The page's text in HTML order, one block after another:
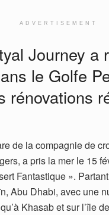
ADVERTISEMENT
Journey a
le Golfe
rénovations
de la compagnie de
a pris la mer le 15
Fantastique ».
Abu Dhabi, avec une
Khasab et sur l’île